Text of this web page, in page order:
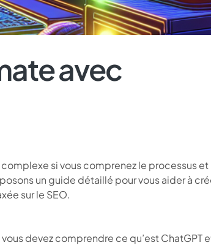
avec
si vous comprenez le processus et
un guide détaillé pour vous aider à
sur le SEO.
devez comprendre ce qu’est ChatGPT